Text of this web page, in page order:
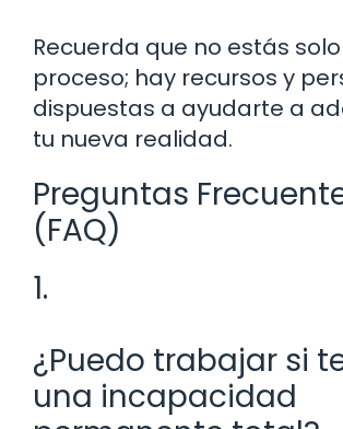
Recuerda que no estás
proceso; hay recursos y
dispuestas a ayudarte a
tu nueva realidad.
Preguntas
(FAQ)
1.
¿Puedo trabajar si
una incapacidad